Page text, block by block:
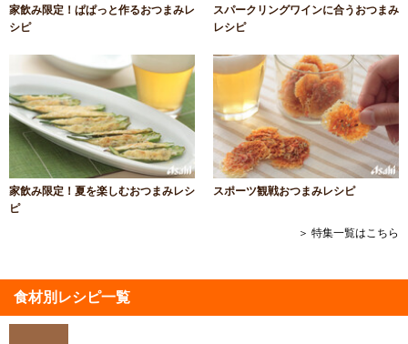
家飲み限定！ぱぱっと作るおつまみレ
シピ
スパークリングワインに合うおつまみ
レシピ
家飲み限定！夏を楽しむおつまみレシ
ピ
スポーツ観戦おつまみレシピ
＞ 特集一覧はこちら
食材別レシピ一覧